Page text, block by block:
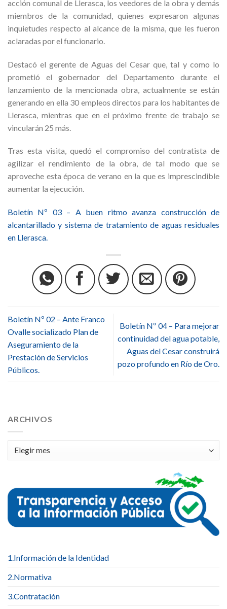
acción comunal de Llerasca, los veedores de la obra y demás
miembros de la comunidad, quienes expresaron algunas
inquietudes respecto al alcance de la misma, que les fueron
aclaradas por el funcionario.
Destacó el gerente de Aguas del Cesar que, tal y como lo
prometió el gobernador del Departamento durante el
lanzamiento de la mencionada obra, actualmente se están
generando en ella 30 empleos directos para los habitantes de
Llerasca, mientras que en el próximo frente de trabajo se
vincularán 25 más.
Tras esta visita, quedó el compromiso del contratista de
agilizar el rendimiento de la obra, de tal modo que se
aproveche esta época de verano en la que es imprescindible
aumentar la ejecución.
Boletín Nº 03 – A buen ritmo avanza construcción de
alcantarillado y sistema de tratamiento de aguas residuales
en Llerasca.
Boletín Nº 02 – Ante Franco
Ovalle socializado Plan de
Aseguramiento de la
Prestación de Servicios
Públicos.
Boletín Nº 04 – Para mejorar
continuidad del agua potable,
Aguas del Cesar construirá
pozo profundo en Río de Oro.
ARCHIVOS
Archivos
1.Información de la Identidad
2.Normativa
3.Contratación